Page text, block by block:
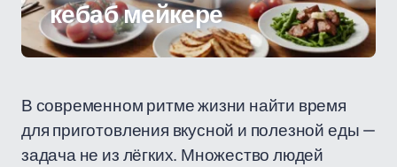
кебаб мейкере
В современном ритме жизни найти время
для приготовления вкусной и полезной еды —
задача не из лёгких. Множество людей